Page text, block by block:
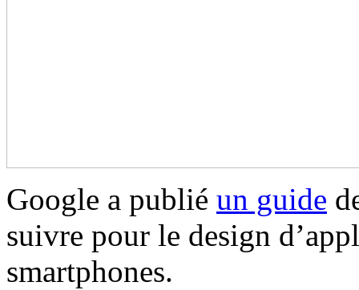
Google a publié un guide
suivre pour le design
smartphones.